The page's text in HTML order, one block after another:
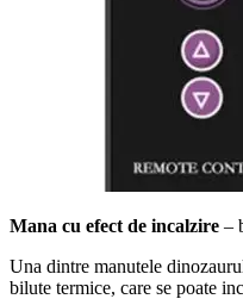
Mana cu efect de incalzire –
Una dintre manutele
bilute termice, care se poate